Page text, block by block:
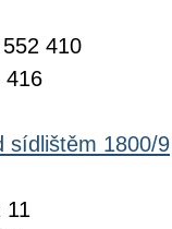
410
416
sídlištěm 1800/9
11